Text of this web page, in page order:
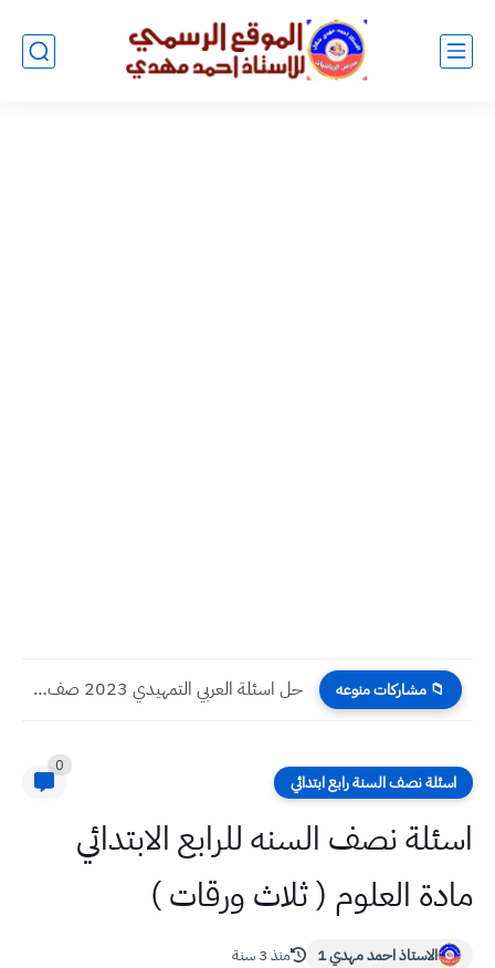
📁 مشاركات منوعه حل اسئلة العربي التمهيدي 2023 صف السادس الابتدائي
اسئلة نصف السنة رابع ابتدائي
0
اسئلة نصف السنه للرابع الابتدائي
مادة العلوم ( ثلاث ورقات )
الاستاذ احمد مهدي 1 منذ 3 سنة